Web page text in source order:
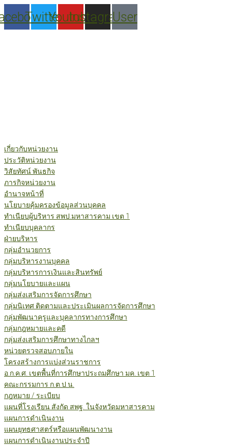
to
content
TwitterYoutube
Instagram
User
เกี่ยวกับหน่วยงาน
ประวัติหน่วยงาน
วิสัยทัศน์ พันธกิจ
ภารกิจหน่วยงาน
อำนาจหน้าที่
นโยบายคุ้มครองข้อมูลส่วนบุคคล
ทำเนียบผู้บริหาร สพป.มหาสารคาม เขต 1
ทำเนียบบุคลากร
ฝ่ายบริหาร
กลุ่มอำนวยการ
กลุ่มบริหารงานบุคคล
กลุ่มบริหารการเงินและสินทรัพย์
กลุ่มนโยบายและแผน
กลุ่มส่งเสริมการจัดการศึกษา
กลุ่มนิเทศ ติดตามและประเมินผลการจัดการศึกษา
กลุ่มพัฒนาครูและบุคลากรทางการศึกษา
กลุ่มกฎหมายและคดี
กลุ่มส่งเสริมการศึกษาทางไกลฯ
หน่วยตรวจสอบภายใน
โครงสร้างการแบ่งส่วนราชการ
อ.ก.ค.ศ. เขตพื้นที่การศึกษาประถมศึกษา มค. เขต 1
คณะกรรมการ ก.ต.ป.น.
กฎหมาย / ระเบียบ
แผนที่โรงเรียน สังกัด สพฐ. ในจังหวัดมหาสารคาม
แผนการดำเนินงาน
แผนยุทธศาสตร์หรือแผนพัฒนางาน
แผนการดำเนินงานประจำปี